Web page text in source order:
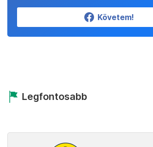
Követem!
Legfontosabb